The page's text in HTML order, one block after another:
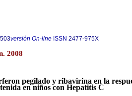
versión On-line ISSN 2477-975X
2008
pegilado y ribavirina en la
en niños con Hepatitis C